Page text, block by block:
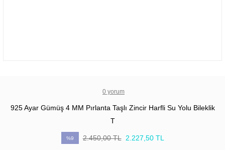
0 yorum
925 Ayar Gümüş 4 MM Pırlanta Taşlı Zincir Harfli Su Yolu Bileklik
T
%9 2.450,00 TL 2.227,50 TL